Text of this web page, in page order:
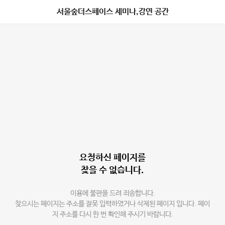
서울숲더스페이스 세미나,강연 공간
요청하신 페이지를
찾을 수 없습니다.
이용에 불편을 드려 죄송합니다.
찾으시는 페이지는 주소를 잘못 입력하였거나 삭제된 페이지 입니다. 페이
지 주소를 다시 한 번 확인해 주시기 바랍니다.